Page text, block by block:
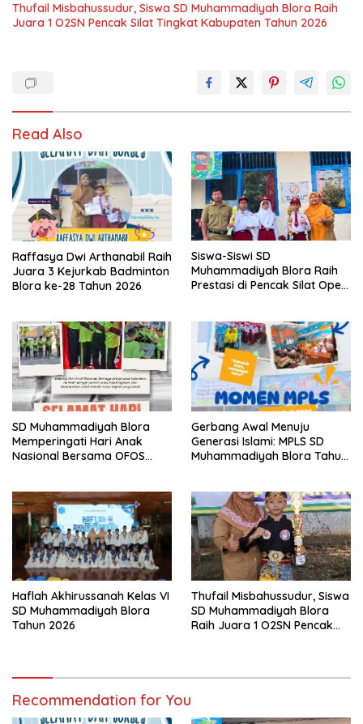
Thufail Misbahussudur, Siswa SD Muhammadiyah Blora Raih
Juara 1 O2SN Pencak Silat Tingkat Kabupaten Tahun 2026
Read Also
Raffasya Dwi Arthanabil Raih
Juara 3 Kejurkab Badminton
Blora ke-28 Tahun 2026
Siswa-Siswi SD
Muhammadiyah Blora Raih
Prestasi di Pencak Silat Open
SD Muhammadiyah Blora
Memperingati Hari Anak
Nasional Bersama OFOS
Gerbang Awal Menuju
Generasi Islami: MPLS SD
Muhammadiyah Blora Tahun
Haflah Akhirussanah Kelas VI
SD Muhammadiyah Blora
Tahun 2026
Thufail Misbahussudur, Siswa
SD Muhammadiyah Blora
Raih Juara 1 O2SN Pencak
Recommendation for You